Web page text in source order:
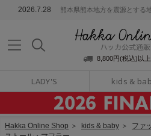
2026.7.28 熊本県熊本地方を震源とする地震
8,800円(税込)以
LADY'S kids &
通販サイト
Hakka Online Shop ＞ kids & baby ＞ ファ